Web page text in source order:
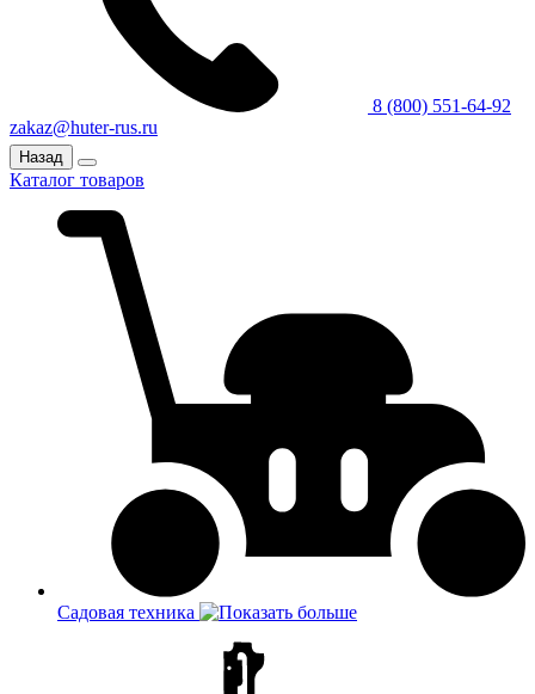
8 (800) 551-64-92
zakaz@huter-rus.ru
Назад
Каталог товаров
Садовая техника